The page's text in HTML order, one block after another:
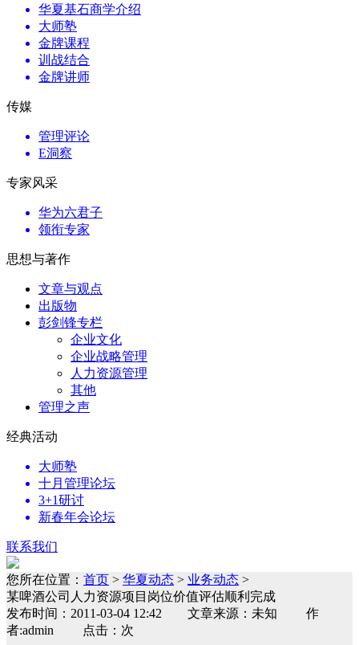
华夏基石商学介绍
大师塾
金牌课程
训战结合
金牌讲师
传媒
管理评论
E洞察
专家风采
华为六君子
领衔专家
思想与著作
文章与观点
出版物
彭剑锋专栏
企业文化
企业战略管理
人力资源管理
其他
管理之声
经典活动
大师塾
十月管理论坛
3+1研讨
新春年会论坛
联系我们
您所在位置： 首页 > 华夏动态 > 业务动态 >
某啤酒公司人力资源项目岗位价值评估顺利完成
发布时间：2011-03-04 12:42 文章来源：未知 作
者:admin 点击：次